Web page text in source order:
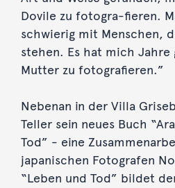
Dovile zu fotogra-fieren.
schwierig mit Menschen,
stehen. Es hat mich
Mutter zu fotografieren.”
Nebenan in der Villa
Teller sein neues Buch
Tod” - eine
japanischen Fotografen
“Leben und Tod” bildet